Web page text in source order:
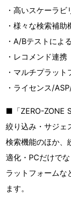
・高いスケーラビ
・様々な検索補助
・A/Bテストによ
・レコメンド連携
・マルチプラッ
・ライセンス/
■「ZERO-ZONE
絞り込み・サジェ
検索機能のほか、
適化・PCだけで
ラットフォームな
ます。